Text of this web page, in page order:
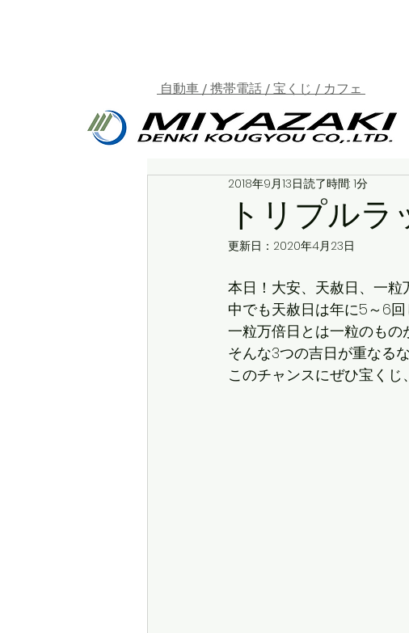
自動車 / 携帯電話 / 宝くじ / カフェ
トリプル
2018年9月13日読了時間: 1分
更新日： 2020年4月23日
本日！大安、天赦日、一粒
中でも天赦日は年に5～6
一粒万倍日とは一粒のもの
そんな3つの吉日が重なる
このチャンスにぜひ宝く